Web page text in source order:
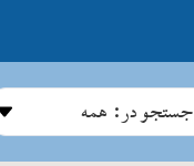
جستجو در: همه